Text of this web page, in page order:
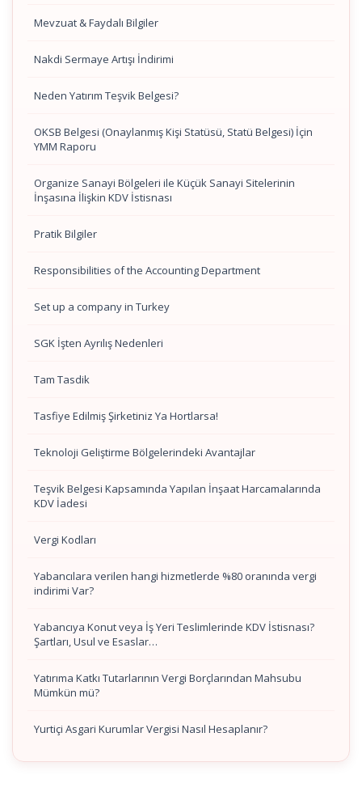
Mevzuat & Faydalı Bilgiler
Nakdi Sermaye Artışı İndirimi
Neden Yatırım Teşvik Belgesi?
OKSB Belgesi (Onaylanmış Kişi Statüsü, Statü Belgesi) İçin
YMM Raporu
Organize Sanayi Bölgeleri ile Küçük Sanayi Sitelerinin
İnşasına İlişkin KDV İstisnası
Pratik Bilgiler
Responsibilities of the Accounting Department
Set up a company in Turkey
SGK İşten Ayrılış Nedenleri
Tam Tasdik
Tasfiye Edilmiş Şirketiniz Ya Hortlarsa!
Teknoloji Geliştirme Bölgelerindeki Avantajlar
Teşvik Belgesi Kapsamında Yapılan İnşaat Harcamalarında
KDV İadesi
Vergi Kodları
Yabancılara verilen hangi hizmetlerde %80 oranında vergi
indirimi Var?
Yabancıya Konut veya İş Yeri Teslimlerinde KDV İstisnası?
Şartları, Usul ve Esaslar…
Yatırıma Katkı Tutarlarının Vergi Borçlarından Mahsubu
Mümkün mü?
Yurtiçi Asgari Kurumlar Vergisi Nasıl Hesaplanır?